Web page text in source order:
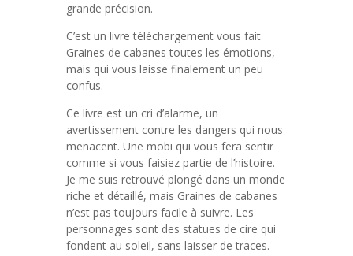
grande précision.
C’est un livre téléchargement vous fait
Graines de cabanes toutes les émotions,
mais qui vous laisse finalement un peu
confus.
Ce livre est un cri d’alarme, un
avertissement contre les dangers qui nous
menacent. Une mobi qui vous fera sentir
comme si vous faisiez partie de l’histoire.
Je me suis retrouvé plongé dans un monde
riche et détaillé, mais Graines de cabanes
n’est pas toujours facile à suivre. Les
personnages sont des statues de cire qui
fondent au soleil, sans laisser de traces.